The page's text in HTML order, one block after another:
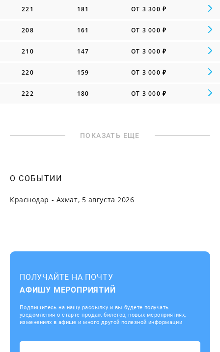
221 181 ОТ 3 300 ₽
208 161 ОТ 3 000 ₽
210 147 ОТ 3 000 ₽
220 159 ОТ 3 000 ₽
222 180 ОТ 3 000 ₽
ПОКАЗАТЬ ЕЩЕ
О СОБЫТИИ
Краснодар - Ахмат, 5 августа 2026
ПОЛУЧАЙТЕ НА ПОЧТУ
АФИШУ МЕРОПРИЯТИЙ
Подпишитесь на нашу рассылку и вы будете получать
уведомления о старте продаж билетов, новых мероприятиях,
изменениях в афише и много другой полезной информации